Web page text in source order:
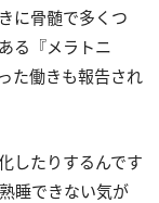
に骨髄で多くつ
る『メラトニ
た働きも報告され
したりするんです
睡できない気が